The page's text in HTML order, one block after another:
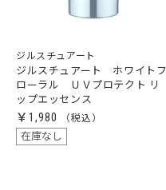
ジルスチュアート
ジルスチュアート ホワイトフ
ローラル ＵＶプロテクト リ
ップエッセンス
￥1,980
在庫なし